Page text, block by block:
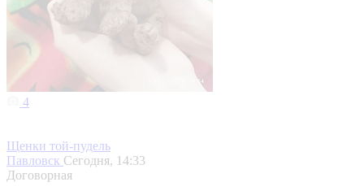
4
Щенки той-пудель
Павловск Сегодня, 14:33
Договорная